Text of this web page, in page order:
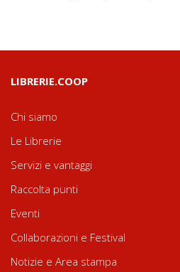
LIBRERIE.COOP
Chi siamo
Le Librerie
Servizi e vantaggi
Raccolta punti
Eventi
Collaborazioni e Festival
Notizie e Area stampa